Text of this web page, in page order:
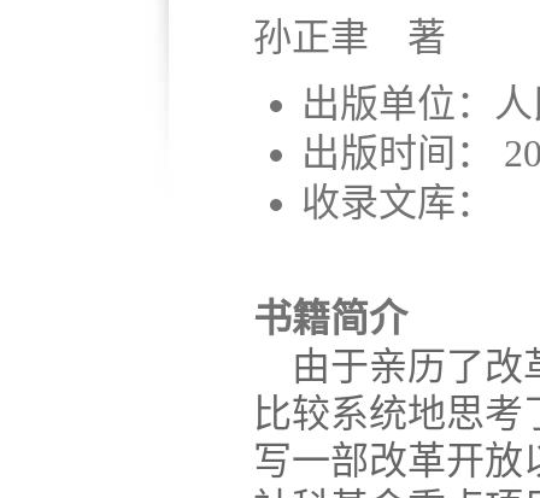
孙正聿 著
出版单位：
出版时间：
收录文库：
书籍简介
由于亲历了改
比较系统地思
写一部改革开放